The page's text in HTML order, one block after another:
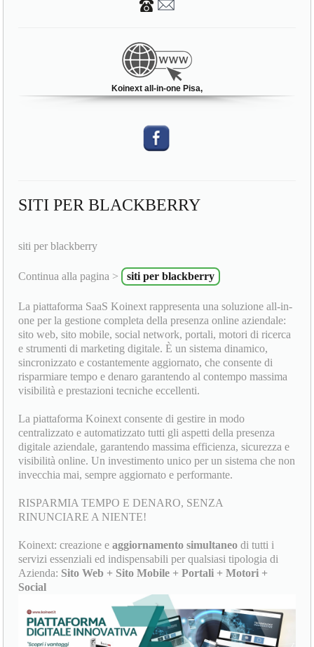
Koinext all-in-one Pisa,
SITI PER BLACKBERRY
siti per blackberry
Continua alla pagina > siti per blackberry
La piattaforma SaaS Koinext rappresenta una soluzione all-in-
one per la gestione completa della presenza online aziendale:
sito web, sito mobile, social network, portali, motori di ricerca
e strumenti di marketing digitale. È un sistema dinamico,
sincronizzato e costantemente aggiornato, che consente di
risparmiare tempo e denaro garantendo al contempo massima
visibilità e prestazioni tecniche eccellenti.
La piattaforma Koinext consente di gestire in modo
centralizzato e automatizzato tutti gli aspetti della presenza
digitale aziendale, garantendo massima efficienza, sicurezza e
visibilità online. Un investimento unico per un sistema che non
invecchia mai, sempre aggiornato e performante.
RISPARMIA TEMPO E DENARO, SENZA
RINUNCIARE A NIENTE!
Koinext: creazione eaggiornamento simultaneo di tutti i
servizi essenziali ed indispensabili per qualsiasi tipologia di
Azienda: Sito Web + Sito Mobile + Portali + Motori +
Social